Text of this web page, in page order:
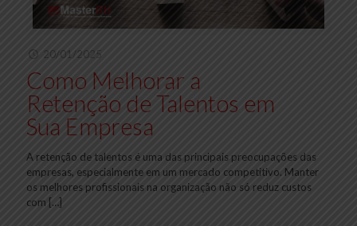
20/01/2025
Como Melhorar a
Retenção de Talentos em
Sua Empresa
A retenção de talentos é uma das principais preocupações das
empresas, especialmente em um mercado competitivo. Manter
os melhores profissionais na organização não só reduz custos
com […]